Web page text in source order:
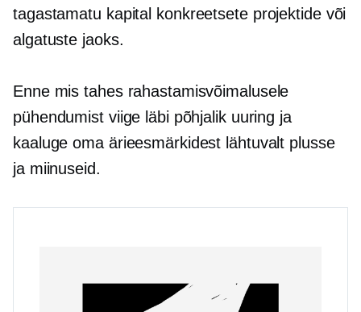
tagastamatu kapital konkreetsete projektide või
algatuste jaoks.
Enne mis tahes rahastamisvõimalusele
pühendumist viige läbi põhjalik uuring ja
kaaluge oma ärieesmärkidest lähtuvalt plusse
ja miinuseid.